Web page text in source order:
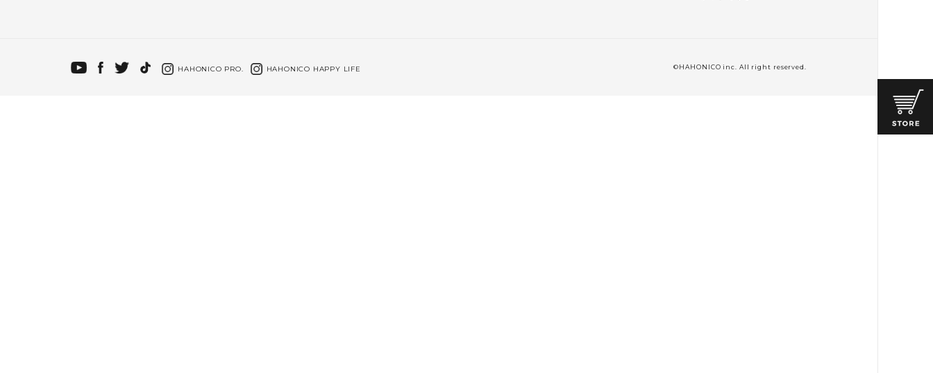
HAHONICO PRO. HAHONICO HAPPY LIFE ©HAHONICO inc. All right reserved.